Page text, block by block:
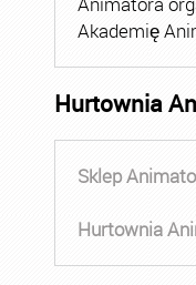
Akademię
Hurtownia
Sklep
Hurtownia